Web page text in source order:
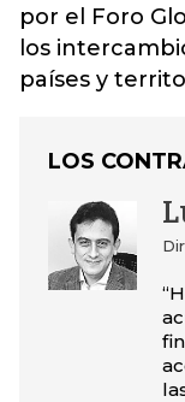
por el Foro
los
países y
LOS